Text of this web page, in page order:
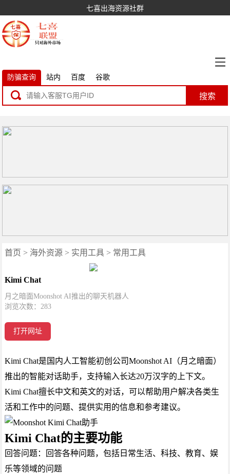
七喜出海资源社群
防骗查询 站内 百度 谷歌
搜索
首页 > 海外资源 > 实用工具 > 常用工具
Kimi Chat
月之暗面Moonshot AI推出的聊天机器人
浏览次数：283
打开网址
Kimi Chat是国内人工智能初创公司Moonshot AI（月之暗面）
推出的智能对话助手，支持输入长达20万汉字的上下文。
Kimi Chat擅长中文和英文的对话，可以帮助用户解决各类生
活和工作中的问题、提供实用的信息和参考建议。
Kimi Chat的主要功能
回答问题：回答各种问题，包括日常生活、科技、教育、娱
乐等领域的问题